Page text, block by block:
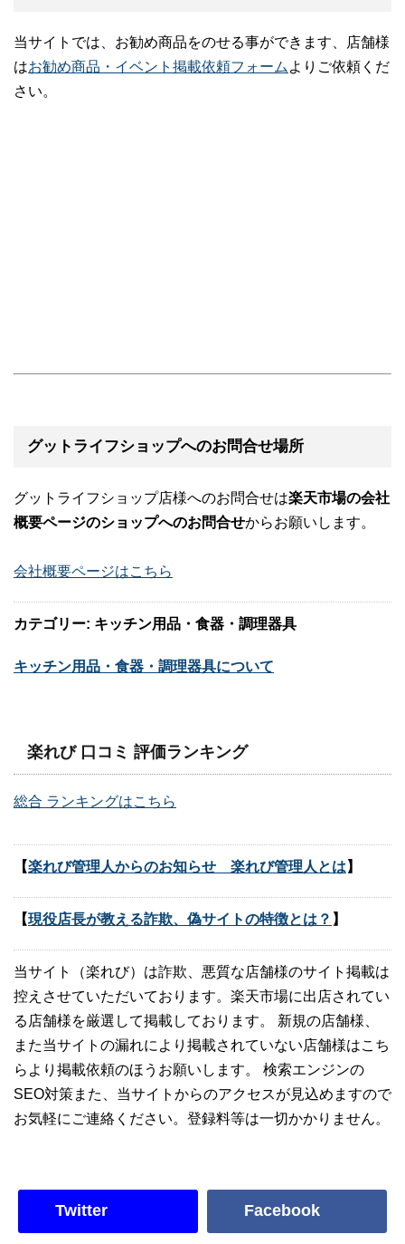
当サイトでは、お勧め商品をのせる事ができます、店舗様
はお勧め商品・イベント掲載依頼フォーム よりご依頼くだ
さい。
グットライフショップへのお問合せ場所
グットライフショップ店様へのお問合せは楽天市場の会社
概要ページのショップへのお問合せからお願いします。
会社概要ページはこちら
カテゴリー: キッチン用品・食器・調理器具
キッチン用品・食器・調理器具について
楽れび 口コミ 評価ランキング
総合 ランキングはこちら
【楽れび管理人からのお知らせ 楽れび管理人とは 】
【現役店長が教える詐欺、偽サイトの特徴とは？ 】
当サイト（楽れび）は詐欺、悪質な店舗様のサイト掲載は
控えさせていただいております。楽天市場に出店されてい
る店舗様を厳選して掲載しております。 新規の店舗様、
また当サイトの漏れにより掲載されていない店舗様はこち
らより掲載依頼のほうお願いします。 検索エンジンの
SEO対策また、当サイトからのアクセスが見込めますので
お気軽にご連絡ください。登録料等は一切かかりません。
Twitter Facebook